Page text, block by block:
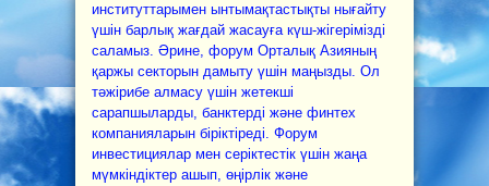
институттарымен ынтымақтастықты нығайту
үшін барлық жағдай жасауға күш-жігерімізді
саламыз. Әрине, форум Орталық Азияның
қаржы секторын дамыту үшін маңызды. Ол
тәжірибе алмасу үшін жетекші
сарапшыларды, банктерді және финтех
компанияларын біріктіреді. Форум
инвестициялар мен серіктестік үшін жаңа
мүмкіндіктер ашып, өңірлік және